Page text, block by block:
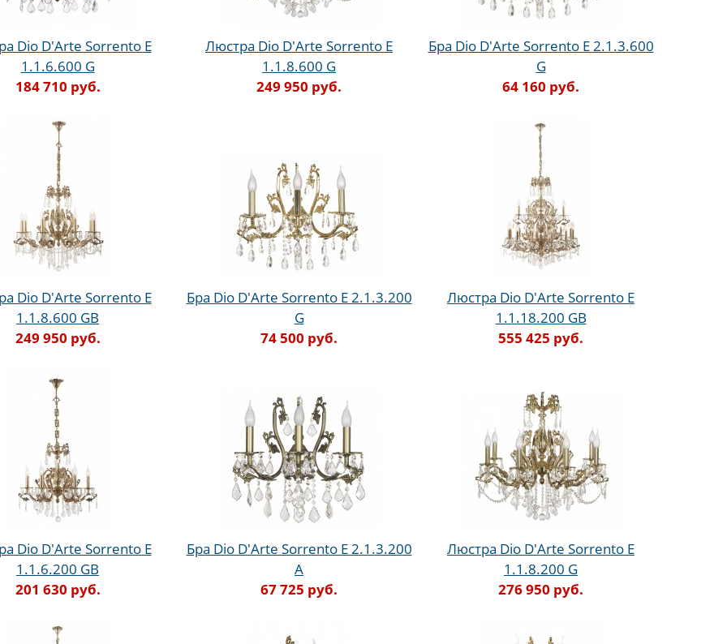
Dio D'Arte Sorrento E
1.1.6.600 G
184 710 руб.
Люстра Dio D'Arte Sorrento E
1.1.8.600 G
249 950 руб.
Бра Dio D'Arte Sorrento E 2.1.3.600
G
64 160 руб.
Dio D'Arte Sorrento E
1.1.8.600 GB
249 950 руб.
Бра Dio D'Arte Sorrento E 2.1.3.200
G
74 500 руб.
Люстра Dio D'Arte Sorrento E
1.1.18.200 GB
555 425 руб.
Dio D'Arte Sorrento E
1.1.6.200 GB
201 630 руб.
Бра Dio D'Arte Sorrento E 2.1.3.200
A
67 725 руб.
Люстра Dio D'Arte Sorrento E
1.1.8.200 G
276 950 руб.